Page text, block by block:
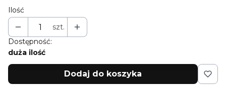
Ilość
szt.
Dostępność:
duża ilość
Dodaj do koszyka